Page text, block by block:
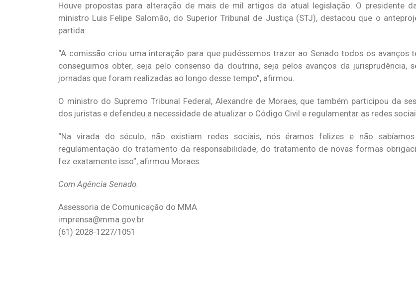
Houve propostas para alteração de mais de mil artigos da atual legislação. O presidente
ministro Luis Felipe Salomão, do Superior Tribunal de Justiça (STJ), destacou que o
partida:
“A comissão criou uma interação para que pudéssemos trazer ao Senado todos os avanços
conseguimos obter, seja pelo consenso da doutrina, seja pelos avanços da jurisprudência,
jornadas que foram realizadas ao longo desse tempo”, afirmou.
O ministro do Supremo Tribunal Federal, Alexandre de Moraes, que também participou da
dos juristas e defendeu a necessidade de atualizar o Código Civil e regulamentar as redes
“Na virada do século, não existiam redes sociais, nós éramos felizes e não
regulamentação do tratamento da responsabilidade, do tratamento de novas formas
fez exatamente isso”, afirmou Moraes.
Com Agência Senado.
Assessoria de Comunicação do MMA
imprensa@mma.gov.br
(61) 2028-1227/1051